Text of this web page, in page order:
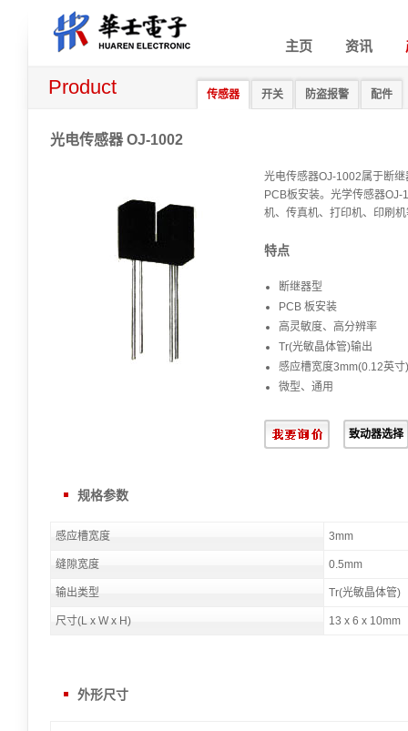
主页 资讯
Product 传感器 开关 防盗报警 配件
光电传感器 OJ-1002
光电传感器OJ-1002属于断
PCB板安装。光学传感器
机、传真机、打印机、印刷
特点
断继器型
PCB 板安装
高灵敏度、高分辨率
Tr(光敏晶体管)输出
感应槽宽度3mm(0.12英寸)
微型、通用
致动器选择
规格参数
感应槽宽度 3mm
缝隙宽度 0.5mm
输出类型 Tr(光敏晶体管)
尺寸(L x W x H) 13 x 6 x 10mm
外形尺寸